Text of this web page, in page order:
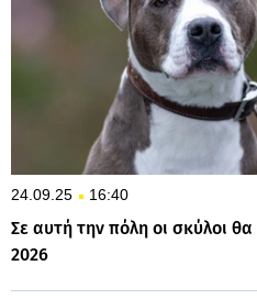
24.09.25 16:40
Σε αυτή την πόλη οι σκύλοι
2026